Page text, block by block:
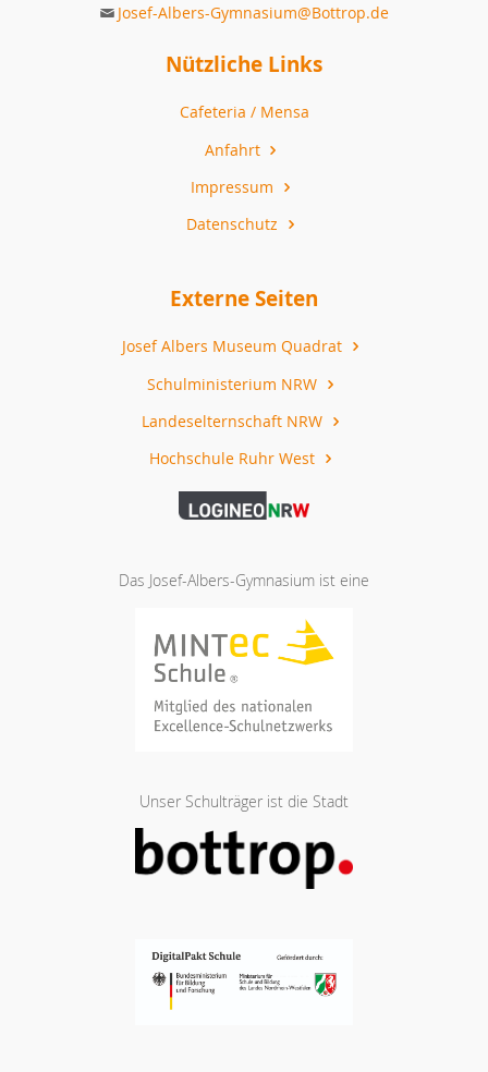
Josef-Albers-Gymnasium@Bottrop.de
Nützliche Links
Cafeteria / Mensa
Anfahrt
Impressum
Datenschutz
Externe Seiten
Josef Albers Museum Quadrat
Schulministerium NRW
Landeselternschaft NRW
Hochschule Ruhr West
Das Josef-Albers-Gymnasium ist eine
Unser Schulträger ist die Stadt